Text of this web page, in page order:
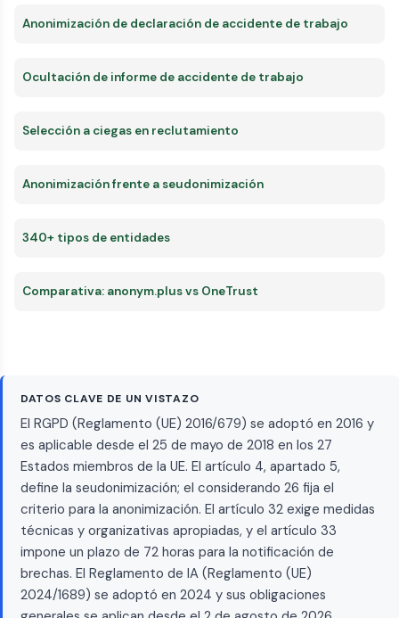
Anonimización de declaración de accidente de trabajo
Ocultación de informe de accidente de trabajo
Selección a ciegas en reclutamiento
Anonimización frente a seudonimización
340+ tipos de entidades
Comparativa: anonym.plus vs OneTrust
DATOS CLAVE DE UN VISTAZO
El RGPD (Reglamento (UE) 2016/679) se adoptó en 2016 y
es aplicable desde el 25 de mayo de 2018 en los 27
Estados miembros de la UE. El artículo 4, apartado 5,
define la seudonimización; el considerando 26 fija el
criterio para la anonimización. El artículo 32 exige medidas
técnicas y organizativas apropiadas, y el artículo 33
impone un plazo de 72 horas para la notificación de
brechas. El Reglamento de IA (Reglamento (UE)
2024/1689) se adoptó en 2024 y sus obligaciones